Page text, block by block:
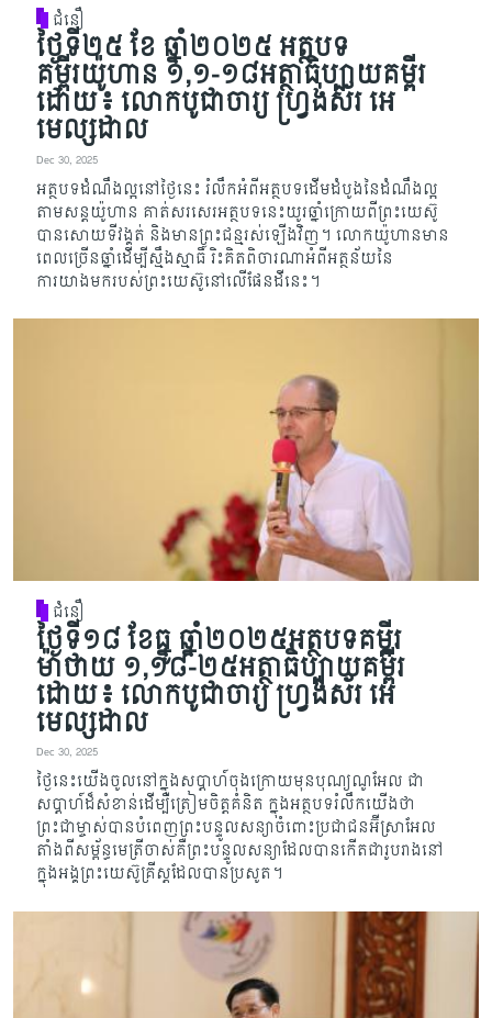
ជំនឿ
ថ្ងៃទី២៥ ខែ ឆ្នាំ២០២៥ អត្ថបទ
គម្ពីរយ៉ូហាន ១,១-១៨អត្ថាធិប្បាយគម្ពីរ
ដោយ៖ លោកបូជាចារ្យ ហ្វ្រង់ស័រ អេ
មេល្សដាល
Dec 30, 2025
អត្ថបទដំណឹងល្អនៅថ្ងៃនេះ រំលឹកអំពីអត្ថបទដើមដំបូងនៃដំណឹងល្អ
តាមសន្តយ៉ូហាន គាត់សរសេរអត្ថបទ​នេះយូរឆ្នាំក្រោយពីព្រះយេស៊ូ
បានសោយទីវង្គត់ និងមានព្រះជន្មរ​ស់​ឡើង​វិញ។ លោកយ៉ូហានមាន
ពេល​ច្រើនឆ្នាំដើម្បីស្មឹងស្មាធិ៍ រិះគិតពិចារណា​អំពី​អត្ថន័យនៃ
ការយាងមករបស់ព្រះយេស៊ូនៅលើផែនដីនេះ។
ជំនឿ
ថ្ងៃទី១៨ ខែធ្នូ ឆ្នាំ២០២៥អត្ថបទគម្ពីរ​​​​​​​​​​​​​​​​​​
ម៉ាថាយ ១,១៨-២៥អត្ថាធិប្បាយគម្ពីរ
ដោយ៖ លោកបូជាចារ្យ ហ្វ្រង់ស័រ អេ
មេល្សដាល
Dec 30, 2025
ថ្ងៃនេះយើងចូលនៅក្នុងសប្ដាហ៍ចុងក្រោយមុនបុណ្យណូអែល ជា
សប្ដាហ៍ដ៏សំខាន់ដើម្បី​ត្រៀមចិត្តគំនិត ក្នុងអត្ថបទរំលឹកយើងថា
ព្រះជាម្ចាស់​បាន​បំពេញ​ព្រះ​បន្ទូល​សន្យា​ចំពោះ​ប្រជាជន​អ៊ីស្រាអែល
តាំង​ពី​សម្ព័​ន្ធ​មេត្រីចាស់គឺព្រះ​បន្ទូលសន្យា​ដែលបានកើតជារូបរាង​នៅ
ក្នុងអង្គ​ព្រះ​យេស៊ូគ្រីស្ដ​ដែលបាន​ប្រសូត​។